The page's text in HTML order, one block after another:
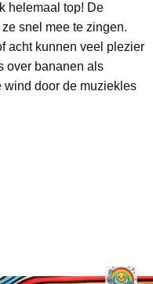
helemaal top! De
snel mee te zingen.
acht kunnen veel plezier
over bananen als
wind door de muziekles